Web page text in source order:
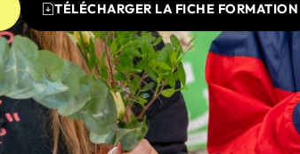
TÉLÉCHARGER LA FICHE FORMATION